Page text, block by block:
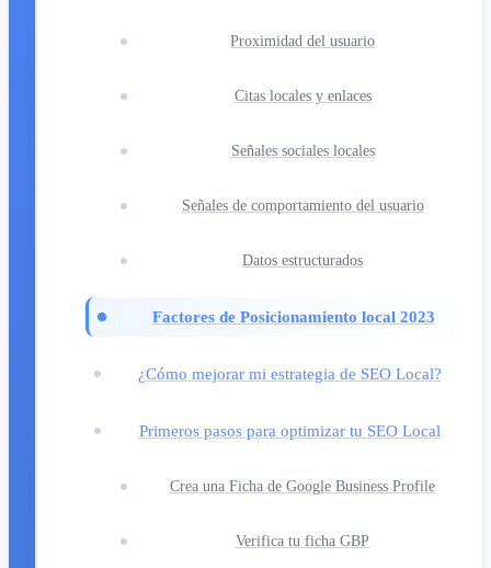
Proximidad del usuario
Citas locales y enlaces
Señales sociales locales
Señales de comportamiento del usuario
Datos estructurados
Factores de Posicionamiento local 2023
¿Cómo mejorar mi estrategia de SEO Local?
Primeros pasos para optimizar tu SEO Local
Crea una Ficha de Google Business Profile
Verifica tu ficha GBP